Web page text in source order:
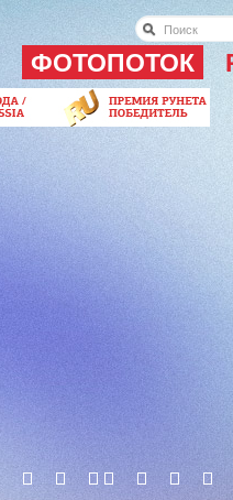
ФОТОПОТОК